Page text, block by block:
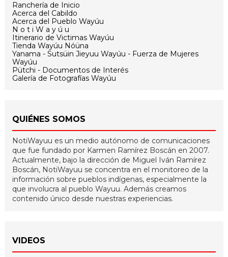
Ranchería de Inicio
Acerca del Cabildo
Acerca del Pueblo Wayúu
N o t i W a y ú u
Itinerario de Victimas Wayúu
Tienda Wayúu Nóüna
Yanama - Sutsüin Jieyuu Wayúu - Fuerza de Mujeres
Wayúu
Pütchi - Documentos de Interés
Galería de Fotografías Wayúu
QUIÉNES SOMOS
NotiWayuu es un medio autónomo de comunicaciones
que fue fundado por Karmen Ramírez Boscán en 2007.
Actualmente, bajo la dirección de Miguel Iván Ramírez
Boscán, NotiWayuu se concentra en el monitoreo de la
información sobre pueblos indígenas, especialmente la
que involucra al pueblo Wayuu. Además creamos
contenido único desde nuestras experiencias.
VIDEOS